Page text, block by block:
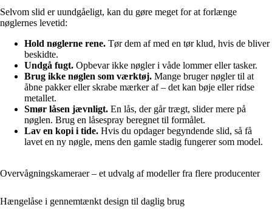
Selvom slid er uundgåeligt, kan du gøre meget for at forlænge
nøglernes levetid:
Hold nøglerne rene. Tør dem af med en tør klud, hvis de bliver
beskidte.
Undgå fugt. Opbevar ikke nøgler i våde lommer eller tasker.
Brug ikke nøglen som værktøj. Mange bruger nøgler til at
åbne pakker eller skrabe mærker af – det kan bøje eller ridse
metallet.
Smør låsen jævnligt. En lås, der går trægt, slider mere på
nøglen. Brug en låsespray beregnet til formålet.
Lav en kopi i tide. Hvis du opdager begyndende slid, så få
lavet en ny nøgle, mens den gamle stadig fungerer som model.
Overvågningskameraer – et udvalg af modeller fra flere producenter
Hængelåse i gennemtænkt design til daglig brug